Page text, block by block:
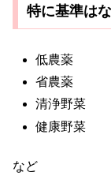
特に基準は
低農薬
省農薬
清浄野菜
健康野菜
など